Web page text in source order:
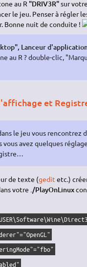
au R "DRIV3R"sur
le jeu. Penser à régler
Bonne nuit de conduite !
Lanceur
au R ? double-clic,
et
le jeu vous rencontrez
vous avez quelques
de texte (gedit etc.)
votre ./PlayOnLinux